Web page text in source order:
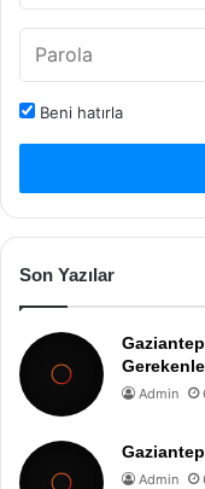
Beni hatırla
Son Yazılar
Admin
Admin